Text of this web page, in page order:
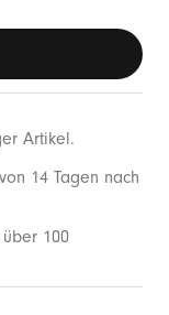
Artikel.
14 Tagen nach
100